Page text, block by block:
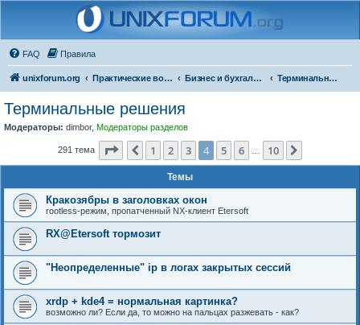
FAQ Правила
unixforum.org Практические вопросы Бизнес и бухгалтерия под Линукс Терминальные решения
Терминальные решения
Модераторы: dimbor, Модераторы разделов
291 тема Страница из 10
Пред.
1 2 3 4 5 6 10
Темы
Кракозябры в заголовках окон
rootless-режим, пропатченный NX-клиент Etersoft
RX@Etersoft тормозит
"Неопределенные" ip в логах закрытых сессий
xrdp + kde4 = нормальная картинка?
возможно ли? Если да, то можно на пальцах разжевать - как?